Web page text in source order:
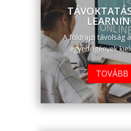
A földrajzi távolság
egyedi igények
TOVÁBB